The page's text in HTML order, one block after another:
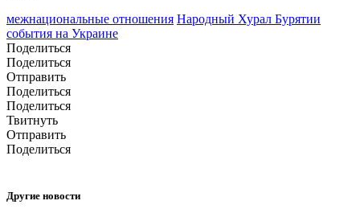
межнациональные отношения Народный Хурал Бурятии
события на Украине
Поделиться
Поделиться
Отправить
Поделиться
Поделиться
Твитнуть
Отправить
Поделиться
Другие новости